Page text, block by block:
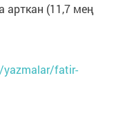
(11,7 мең
fatir-